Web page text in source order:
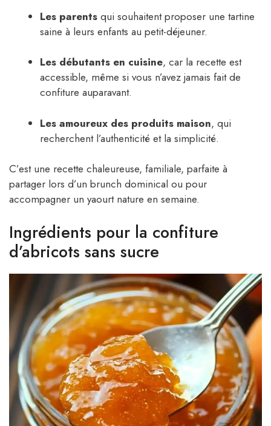
Les parents qui souhaitent proposer une tartine
saine à leurs enfants au petit-déjeuner.
Les débutants en cuisine, car la recette est
accessible, même si vous n’avez jamais fait de
confiture auparavant.
Les amoureux des produits maison, qui
recherchent l’authenticité et la simplicité.
C’est une recette chaleureuse, familiale, parfaite à
partager lors d’un brunch dominical ou pour
accompagner un yaourt nature en semaine.
Ingrédients pour la confiture
d’abricots sans sucre